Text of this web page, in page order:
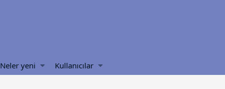
Neler yeni Kullanıcılar